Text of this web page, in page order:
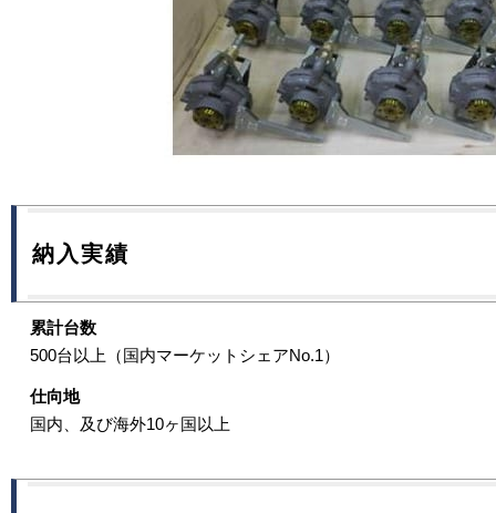
納入実績
累計台数
500台以上（国内マーケットシェアNo.1）
仕向地
国内、及び海外10ヶ国以上